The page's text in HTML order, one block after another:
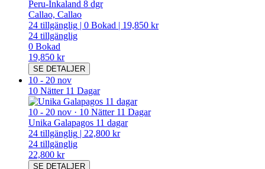
Peru-Inkaland 8 dgr
Callao, Callao
24 tillgänglig | 0 Bokad | 19,850 kr
24 tillgänglig
0 Bokad
19,850 kr
SE DETALJER
10 - 20 nov
10 Nätter 11 Dagar
10 - 20 nov · 10 Nätter 11 Dagar
Unika Galapagos 11 dagar
24 tillgänglig | 22,800 kr
24 tillgänglig
22,800 kr
SE DETALJER